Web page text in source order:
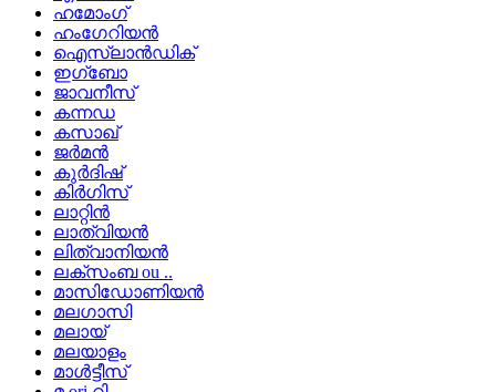
ഹമോംഗ്
ഹംഗേറിയൻ
ഐസ്‌ലാൻഡിക്
ഇഗ്ബോ
ജാവനീസ്
കന്നഡ
കസാഖ്
ജർമൻ
കുർദിഷ്
കിർഗിസ്
ലാറ്റിൻ
ലാത്വിയൻ
ലിത്വാനിയൻ
ലക്സംബ ou ..
മാസിഡോണിയൻ
മലഗാസി
മലായ്
മലയാളം
മാൾട്ടീസ്